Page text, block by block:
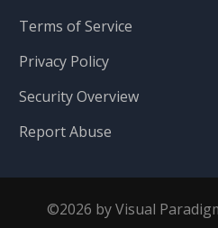
Terms of Service
Privacy Policy
Security Overview
Report Abuse
©2026 by Visual